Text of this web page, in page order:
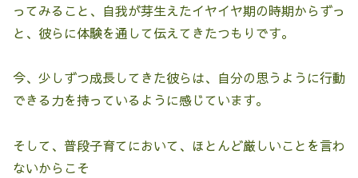
ってみること、自我が芽生えたイヤイヤ期の時期からずっ
と、彼らに体験を通して伝えてきたつもりです。
今、少しずつ成長してきた彼らは、自分の思うように行動
できる力を持っているように感じています。
そして、普段子育てにおいて、ほとんど厳しいことを言わ
ないからこそ